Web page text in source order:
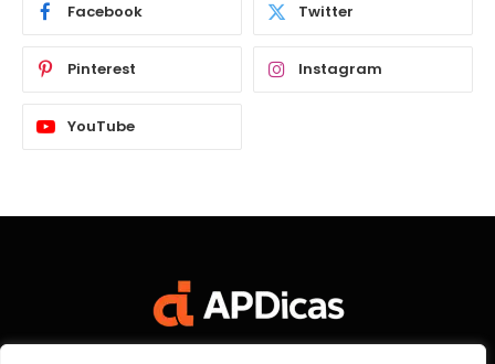
Facebook Twitter
Pinterest Instagram
YouTube